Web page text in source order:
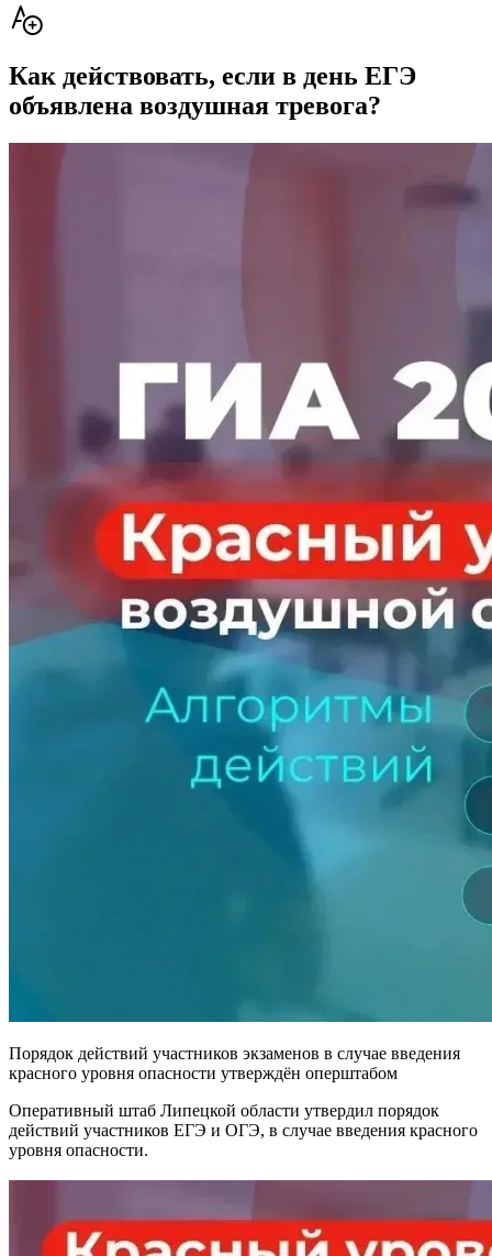
Как действовать, если в день ЕГЭ
объявлена воздушная тревога?
Порядок действий участников экзаменов в случае введения
красного уровня опасности утверждён оперштабом
Оперативный штаб Липецкой области утвердил порядок
действий участников ЕГЭ и ОГЭ, в случае введения красного
уровня опасности.